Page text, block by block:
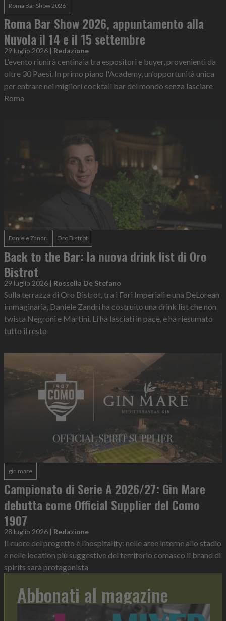
Roma Bar Show 2026
Roma Bar Show 2026, appuntamento alla
Nuvola il 14 e il 15 settembre
29 luglio 2026 | Redazione
L'evento riunirà centinaia tra espositori e buyer, provenienti da
oltre 30 Paesi. In primo piano l'Academy, un'opportunità unica
per entrare nei migliori cocktail bar del mondo senza lasciare
Roma
Daniele Zandri Oro Bistrot
Back to the Bar: la nuova drink list di Oro
Bistrot
29 luglio 2026 | Rossella De Stefano
Sulla terrazza di Oro Bistrot, tra i Fori Imperiali e una DeLorean
immaginaria, Daniele Zandri ha costruito una drink list che non
twista Negroni e Martini. Li ha lasciati in pace, e ha riesumato
tutto il resto
gin mare
Campionato di Serie A 2026/27: Gin Mare
debutta come Official Supplier del Como
1907
28 luglio 2026 | Redazione
Il cuore del progetto è l’hospitality: nelle aree interne allo stadio
e nelle location più suggestive del territorio comasco il brand di
spirits sarà protagonista
Abbonati al magazine